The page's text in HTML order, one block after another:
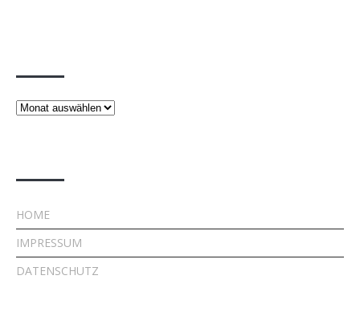
Beiträge
HOME
IMPRESSUM
DATENSCHUTZ